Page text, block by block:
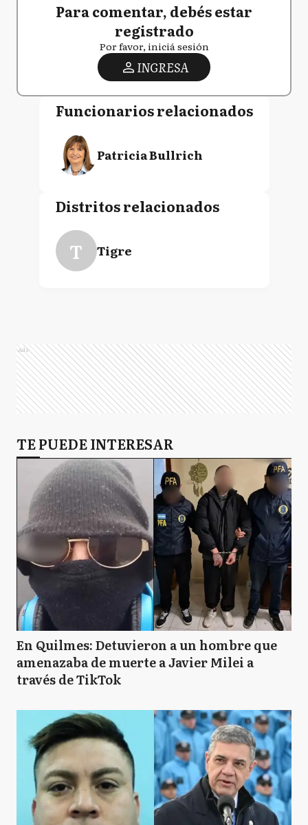
Para comentar, debés estar
registrado
Por favor, iniciá sesión
INGRESA
Funcionarios relacionados
Patricia Bullrich
Distritos relacionados
T Tigre
Ads
TE PUEDE INTERESAR
En Quilmes: Detuvieron a un hombre que
amenazaba de muerte a Javier Milei a
través de TikTok